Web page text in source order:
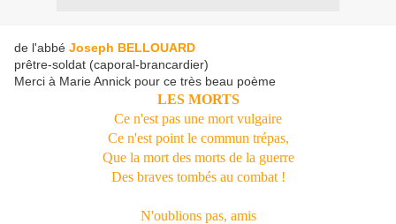
de l'abbé Joseph BELLOUARD
prêtre-soldat (caporal-brancardier)
Merci à Marie Annick pour ce très beau poème
LES MORTS
Ce n'est pas une mort vulgaire
Ce n'est point le commun trépas,
Que la mort des morts de la guerre
Des braves tombés au combat !
N'oublions pas, amis